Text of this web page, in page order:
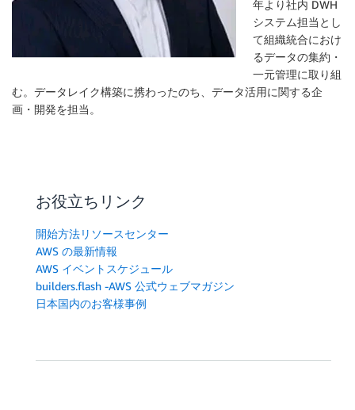
年より社内 DWH
システム担当とし
て組織統合におけ
るデータの集約・
一元管理に取り組
む。データレイク構築に携わったのち、データ活用に関する企
画・開発を担当。
お役立ちリンク
開始方法リソースセンター
AWS の最新情報
AWS イベントスケジュール
builders.flash -AWS 公式ウェブマガジン
日本国内のお客様事例